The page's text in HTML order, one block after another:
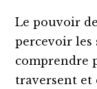
Le pouvoir
percevoir les
comprendre
traversent et